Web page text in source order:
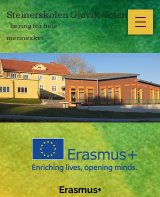
- læring for hele
mennesket
Steinerskolen Gjøvik-Toten
Erasmus+